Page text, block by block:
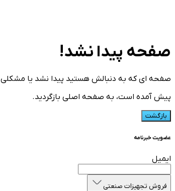
صفحه پیدا نشد!
صفحه ای که به دنبالش هستید پیدا نشد یا مشکلی
پیش آمده است، به صفحه اصلی بازگردید.
بازگشت
عضویت خبرنامه
ایمیل
فروش تجهیزات صنعتی